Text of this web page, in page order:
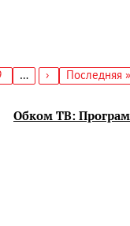
…
Следующая
›
Последняя
Последняя »
Обком ТВ: